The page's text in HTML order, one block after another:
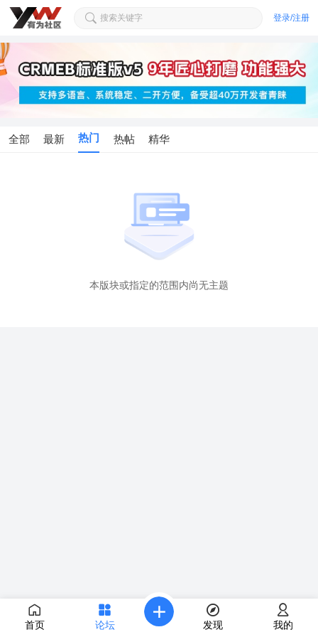
搜索关键字 登录/注册
全部 最新 热门 热帖 精华
本版块或指定的范围内尚无主题
首页 论坛 发现 我的